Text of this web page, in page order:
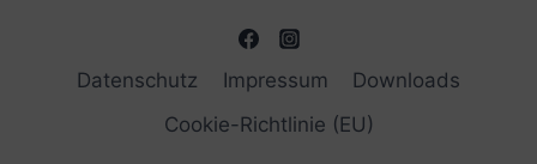
Datenschutz Impressum
Downloads
Cookie-Richtlinie (EU)